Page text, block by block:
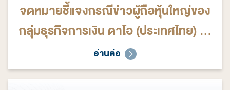
จดหมายชี้แจงกรณีข่าวผู้ถือหุ้นใหญ่ของ
กลุ่มธุรกิจการเงิน ดาโอ (ประเทศไทย) จะ
ทำการขายกิจการในประเทศไทย
อ่านต่อ